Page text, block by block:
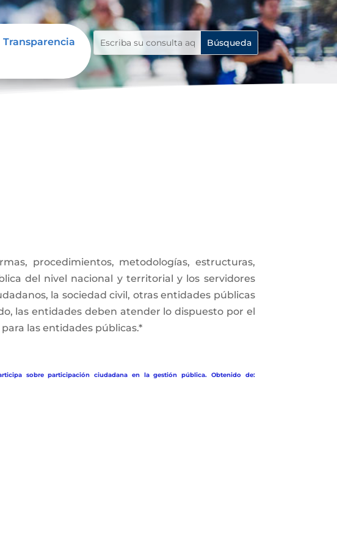
Transparencia
procedimientos, metodologías, estructuras,
del nivel nacional y territorial y los servidores
la sociedad civil, otras entidades públicas
las entidades deben atender lo dispuesto por el
las entidades públicas.*
sobre participación ciudadana en la gestión pública. Obtenido de: